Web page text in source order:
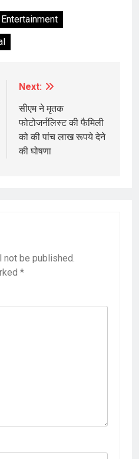
Entertainment
Next:
सीएम ने मृतक
फोटोजर्नलिस्ट की फैमिली
को की पांच लाख रूपये देने
की घोषणा
be published.
*